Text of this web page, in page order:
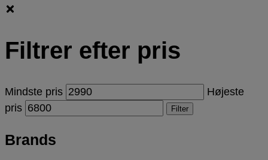
Filtrer efter pris
Mindste pris
Højeste
pris
Filter
Brands